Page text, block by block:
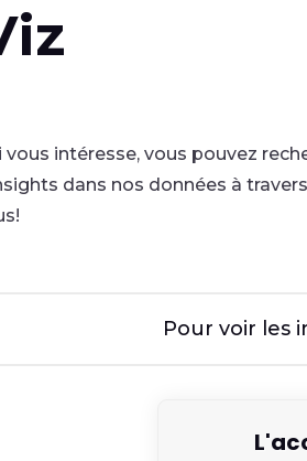
vous intéresse, vous pouvez
dans nos données à
Pour voir les